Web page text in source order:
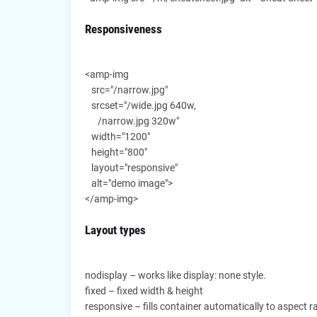
Responsiveness
<amp-img
src="/narrow.jpg"
srcset="/wide.jpg 640w,
/narrow.jpg 320w"
width="1200"
height="800"
layout="responsive"
alt="demo image">
</amp-img>
Layout types
nodisplay – works like display: none style.
fixed – fixed width & height
responsive – fills container automatically to aspect